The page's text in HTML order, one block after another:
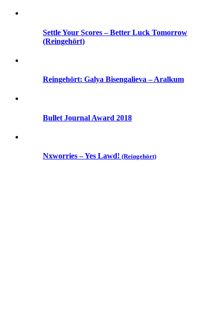
Settle Your Scores – Better Luck Tomorrow
(Reingehört)
Reingehört: Galya Bisengalieva – Aralkum
Bullet Journal Award 2018
Nxworries – Yes Lawd! (Reingehört)